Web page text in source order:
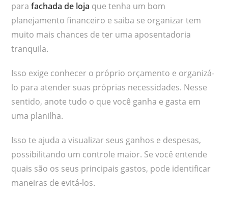
parafachada de loja que tenha um bom
planejamento financeiro e saiba se organizar tem
muito mais chances de ter uma aposentadoria
tranquila.
Isso exige conhecer o próprio orçamento e organizá-
lo para atender suas próprias necessidades. Nesse
sentido, anote tudo o que você ganha e gasta em
uma planilha.
Isso te ajuda a visualizar seus ganhos e despesas,
possibilitando um controle maior. Se você entende
quais são os seus principais gastos, pode identificar
maneiras de evitá-los.